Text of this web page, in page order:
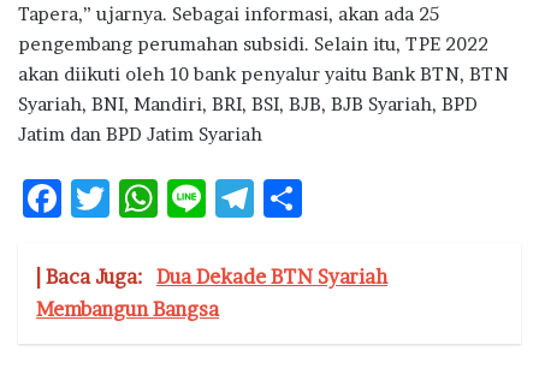
Tapera,” ujarnya. Sebagai informasi, akan ada 25
pengembang perumahan subsidi. Selain itu, TPE 2022
akan diikuti oleh 10 bank penyalur yaitu Bank BTN, BTN
Syariah, BNI, Mandiri, BRI, BSI, BJB, BJB Syariah, BPD
Jatim dan BPD Jatim Syariah
F
e
b
o
T
it
te
r
W
at
s
A
Li
e
T
e
ra
ar
| Baca Juga: Dua Dekade BTN Syariah
Membangun Bangsa